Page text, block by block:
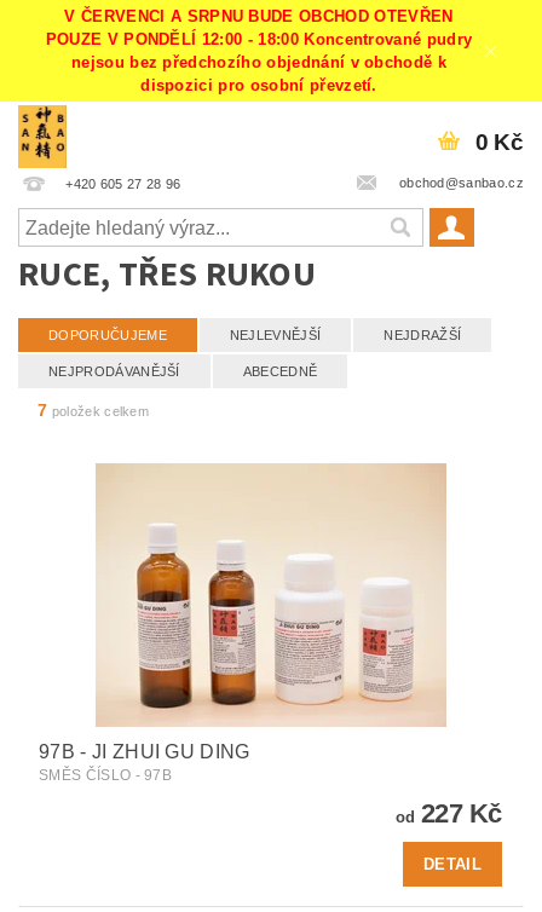
V ČERVENCI A SRPNU BUDE OBCHOD OTEVŘEN
POUZE V PONDĚLÍ 12:00 - 18:00 Koncentrované pudry
nejsou bez předchozího objednání v obchodě k
dispozici pro osobní převzetí.
+420 605 27 28 96 obchod@sanbao.cz
0 Kč
RUCE, TŘES RUKOU
DOPORUČUJEME NEJLEVNĚJŠÍ NEJDRAŽŠÍ
NEJPRODÁVANĚJŠÍ ABECEDNĚ
7 položek celkem
97B - JI ZHUI GU DING
SMĚS ČÍSLO - 97B
od 227 Kč
DETAIL